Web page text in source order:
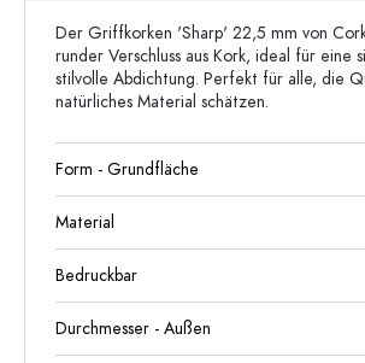
Der Griffkorken 'Sharp' 22,5 mm von
runder Verschluss aus Kork, ideal für eine
stilvolle Abdichtung. Perfekt für alle, die
natürliches Material schätzen.
Form - Grundfläche
Material
Bedruckbar
Durchmesser - Außen